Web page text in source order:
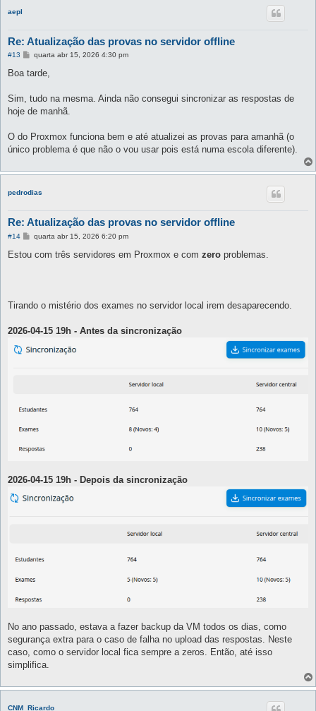
aepl
Re: Atualização das provas no servidor offline
#13
M
n
g
m
quarta abr 15, 2026 4:30 pm
Boa tarde,
Sim, tudo na mesma. Ainda não consegui sincronizar as respostas de
hoje de manhã.
O do Proxmox funciona bem e até atualizei as provas para amanhã (o
único problema é que não o vou usar pois está numa escola diferente).
pedrodias
Re: Atualização das provas no servidor offline
#14
M
n
quarta abr 15, 2026 6:20 pm
Estou com três servidores em Proxmox e com zero problemas.
Tirando o mistério dos exames no servidor local irem desaparecendo.
2026-04-15 19h - Antes da sincronização
2026-04-15 19h - Depois da sincronização
No ano passado, estava a fazer backup da VM todos os dias, como
segurança extra para o caso de falha no upload das respostas. Neste
caso, como o servidor local fica sempre a zeros. Então, até isso
simplifica.
CNM_Ricardo